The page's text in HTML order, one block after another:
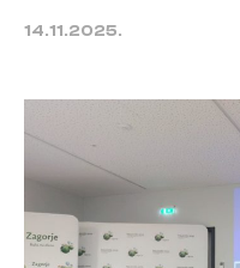
14.11.2025.